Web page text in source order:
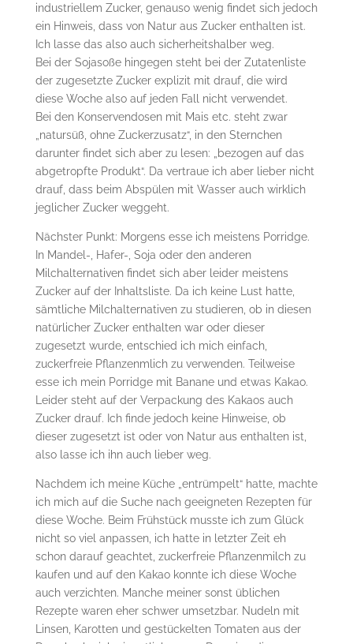
industriellem Zucker, genauso wenig findet sich jedoch
ein Hinweis, dass von Natur aus Zucker enthalten ist.
Ich lasse das also auch sicherheitshalber weg.
Bei der Sojasoße hingegen steht bei der Zutatenliste
der zugesetzte Zucker explizit mit drauf, die wird
diese Woche also auf jeden Fall nicht verwendet.
Bei den Konservendosen mit Mais etc. steht zwar
„natursüß, ohne Zuckerzusatz“, in den Sternchen
darunter findet sich aber zu lesen: „bezogen auf das
abgetropfte Produkt“. Da vertraue ich aber lieber nicht
drauf, dass beim Abspülen mit Wasser auch wirklich
jeglicher Zucker weggeht.
Nächster Punkt: Morgens esse ich meistens Porridge.
In Mandel-, Hafer-, Soja oder den anderen
Milchalternativen findet sich aber leider meistens
Zucker auf der Inhaltsliste. Da ich keine Lust hatte,
sämtliche Milchalternativen zu studieren, ob in diesen
natürlicher Zucker enthalten war oder dieser
zugesetzt wurde, entschied ich mich einfach,
zuckerfreie Pflanzenmlich zu verwenden. Teilweise
esse ich mein Porridge mit Banane und etwas Kakao.
Leider steht auf der Verpackung des Kakaos auch
Zucker drauf. Ich finde jedoch keine Hinweise, ob
dieser zugesetzt ist oder von Natur aus enthalten ist,
also lasse ich ihn auch lieber weg.
Nachdem ich meine Küche „entrümpelt“ hatte, machte
ich mich auf die Suche nach geeigneten Rezepten für
diese Woche. Beim Frühstück musste ich zum Glück
nicht so viel anpassen, ich hatte in letzter Zeit eh
schon darauf geachtet, zuckerfreie Pflanzenmilch zu
kaufen und auf den Kakao konnte ich diese Woche
auch verzichten. Manche meiner sonst üblichen
Rezepte waren eher schwer umsetzbar. Nudeln mit
Linsen, Karotten und gestückelten Tomaten aus der